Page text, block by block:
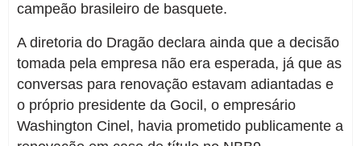
campeão brasileiro de basquete.
A diretoria do Dragão declara ainda que a decisão
tomada pela empresa não era esperada, já que as
conversas para renovação estavam adiantadas e
o próprio presidente da Gocil, o empresário
Washington Cinel, havia prometido publicamente a